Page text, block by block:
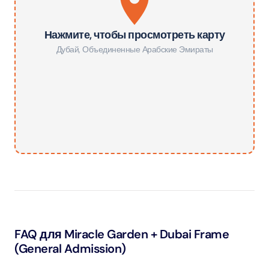
Нажмите, чтобы просмотреть карту
Дубай, Объединенные Арабские Эмираты
FAQ для Miracle Garden + Dubai Frame
(General Admission)